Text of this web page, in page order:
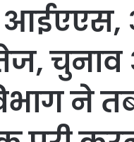
तेज,
ने